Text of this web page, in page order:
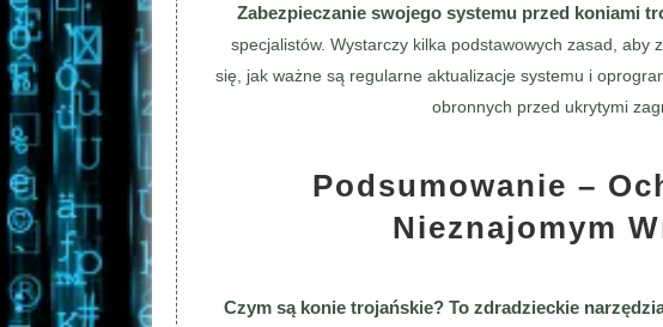
Zabezpieczanie swojego systemu przed koniami
specjalistów. Wystarczy kilka podstawowych zasad, aby
się, jak ważne są regularne aktualizacje systemu i
obronnych przed ukrytymi
Podsumowanie –
Nieznajomym
Czym są konie trojańskie? To zdradzieckie